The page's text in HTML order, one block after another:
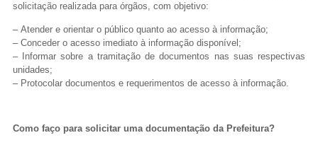
solicitação realizada para órgãos, com objetivo:
– Atender e orientar o público quanto ao acesso à informação;
– Conceder o acesso imediato à informação disponível;
– Informar sobre a tramitação de documentos nas suas respectivas
unidades;
– Protocolar documentos e requerimentos de acesso à informação.
Como faço para solicitar uma documentação da Prefeitura?